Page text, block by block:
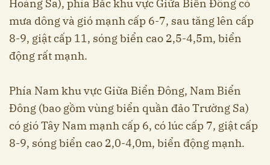
Hoàng Sa), phía Bắc khu vực Giữa Biển Đông có
mưa dông và gió mạnh cấp 6-7, sau tăng lên cấp
8-9, giật cấp 11, sóng biển cao 2,5-4,5m, biển
động rất mạnh.
Phía Nam khu vực Giữa Biển Đông, Nam Biển
Đông (bao gồm vùng biển quần đảo Trường Sa)
có gió Tây Nam mạnh cấp 6, có lúc cấp 7, giật cấp
8-9, sóng biển cao 2,0-4,0m, biển động mạnh.